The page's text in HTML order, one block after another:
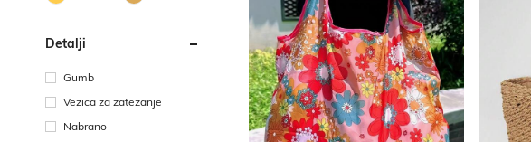
Detalji
Gumb
Vezica za zatezanje
Nabrano